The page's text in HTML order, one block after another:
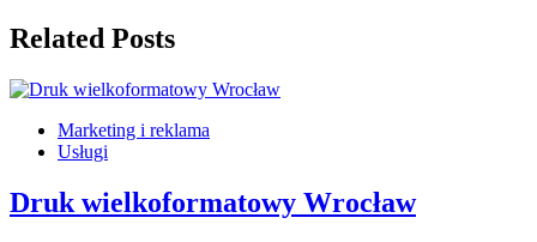
Related Posts
Marketing i reklama
Usługi
Druk wielkoformatowy Wrocław